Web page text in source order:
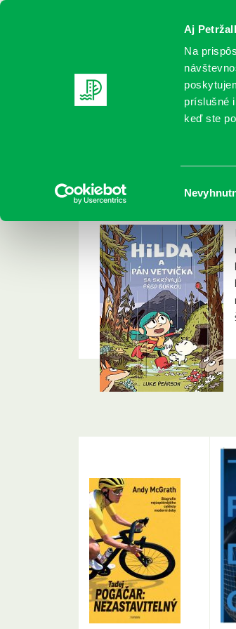
Aj
Na
príslušné
keď ste
súhlasu
REGISTRUJTE SA
Pearson,